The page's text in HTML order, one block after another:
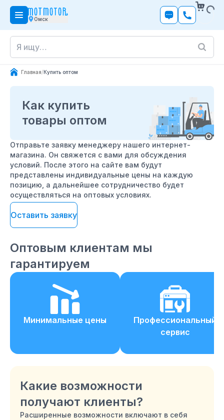
Омск
Главная/Купить оптом
Как купить
товары оптом
Отправьте заявку менеджеру нашего интернет-
магазина. Он свяжется с вами для обсуждения
условий. После этого на сайте вам будут
представлены индивидуальные цены на каждую
позицию, а дальнейшее сотрудничество будет
осуществляться на оптовых условиях.
Оставить заявку
Оптовым клиентам мы
гарантируем
Минимальные цены
Профессиональный
сервис
Какие возможности
получают клиенты?
Расширенные возможности включают в себя